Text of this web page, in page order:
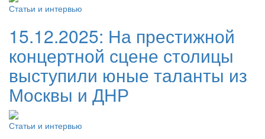
Статьи и интервью
15.12.2025: На престижной
концертной сцене столицы
выступили юные таланты из
Москвы и ДНР
Статьи и интервью